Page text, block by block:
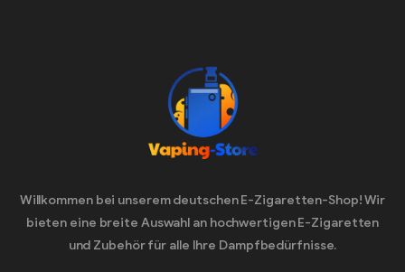
Willkommen bei unserem deutschen E-Zigaretten-Shop! Wir
bieten eine breite Auswahl an hochwertigen E-Zigaretten
und Zubehör für alle Ihre Dampfbedürfnisse.